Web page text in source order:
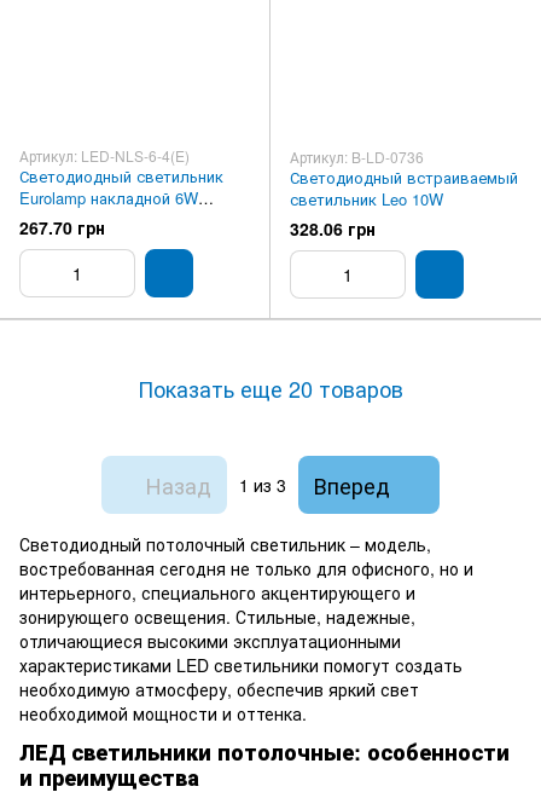
Артикул: LED-NLS-6-4(E)
Светодиодный светильник
Eurolamp накладной 6W
(квадрат)
267.70 грн
Артикул: B-LD-0736
Светодиодный встраиваемый
светильник Leo 10W
328.06 грн
Показать еще 20 товаров
Назад 1 из 3 Вперед
Светодиодный потолочный светильник – модель,
востребованная сегодня не только для офисного, но и
интерьерного, специального акцентирующего и
зонирующего освещения. Стильные, надежные,
отличающиеся высокими эксплуатационными
характеристиками LED светильники помогут создать
необходимую атмосферу, обеспечив яркий свет
необходимой мощности и оттенка.
ЛЕД светильники потолочные: особенности
и преимущества